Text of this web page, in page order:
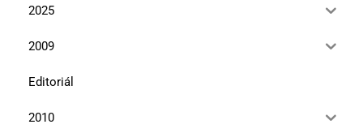
2025
2009
Editoriál
2010